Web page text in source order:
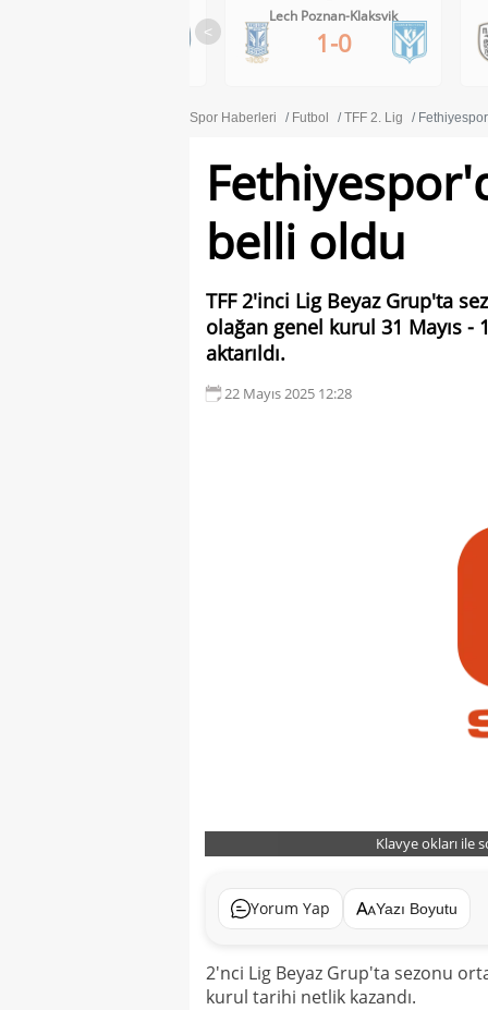
<
Lech Poznan-Klaksvik
1-0
PAOK-Anderlecht
0-1
Spor Haberleri Futbol TFF 2. Lig
belli oldu
TFF 2'inci Lig Beyaz Grup'ta
olağan genel kurul 31 Mayıs -
aktarıldı.
22 Mayıs 2025 12:28
Klavye okları ile
Yorum Yap Yazı Boyutu
2'nci Lig Beyaz Grup'ta sezonu
kurul tarihi netlik kazandı.